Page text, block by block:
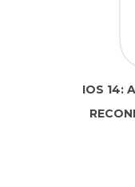
IOS 14: